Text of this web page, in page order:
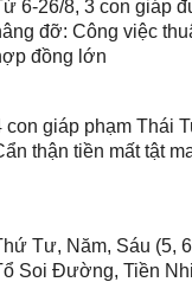
6-26/8, 3 con giáp
đỡ: Công việc
đồng lớn
con giáp phạm Thái
thận tiền mất tật
Tư, Năm, Sáu (5,
Soi Đường, Tiền